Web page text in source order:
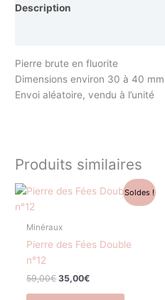
Description
Pierre brute en fluorite
Dimensions environ 30 à 40 mm
Envoi aléatoire, vendu à l’unité
Produits similaires
Soldes !
Minéraux
Pierre des Fées Double
n°12
59,00€
Le
59,00€.
35,00€
Le